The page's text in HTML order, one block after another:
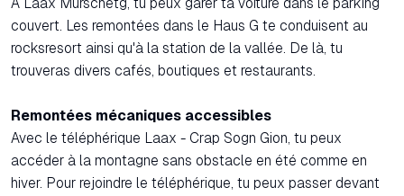
couvert. Les remontées dans le Haus G te conduisent au
rocksresort ainsi qu'à la station de la vallée. De là, tu
trouveras divers cafés, boutiques et restaurants.
Remontées mécaniques accessibles
Avec le téléphérique Laax - Crap Sogn Gion, tu peux
accéder à la montagne sans obstacle en été comme en
hiver. Pour rejoindre le téléphérique, tu peux passer devant